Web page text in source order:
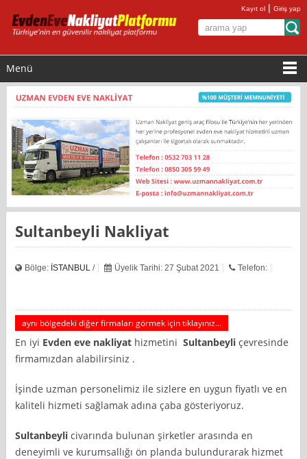
Kayıt ol |Giriş yap
Menü
Sultanbeyli Nakliyat
Bölge: İSTANBUL / Üyelik Tarihi: 27 Şubat 2021 Telefon:
aynı bölgedeki diğer firmaları görmek için tıklayınız...
En iyi Evden eve nakliyat hizmetiniSultanbeyli çevresinde
firmamızdan alabilirsiniz .
İşinde uzman personelimiz ile sizlere en uygun fiyatlı ve en
kaliteli hizmeti sağlamak adına çaba gösteriyoruz.
Sultanbeyli civarında bulunan şirketler arasında en
deneyimli ve kurumsallığı ön planda bulundurarak hizmet